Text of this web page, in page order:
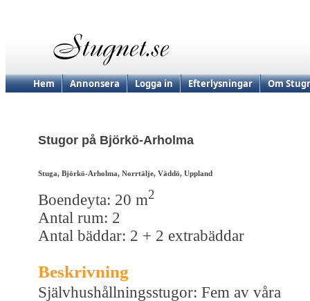
Hem Annonsera Logga in Efterlysningar Om
Stugor på Björkö-Arholma
Stuga, Björkö-Arholma, Norrtälje, Väddö, Uppland
Boendeyta: 20 m2
Antal rum: 2
Antal bäddar: 2 + 2 extrabäddar
Beskrivning
Självhushållningsstugor: Fem av våra